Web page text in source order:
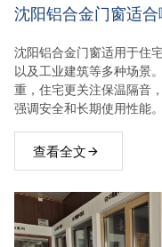
沈阳铝合金门窗适
沈阳铝合金门窗适用于住
以及工业建筑等多种场景
重，住宅更关注保温隔音
强调安全和长期使用性能。
查看全文